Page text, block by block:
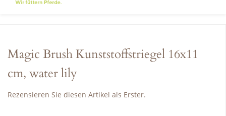
Magic Brush Kunststoffstriegel 16x11
cm, water lily
Rezensieren Sie diesen Artikel als Erster.